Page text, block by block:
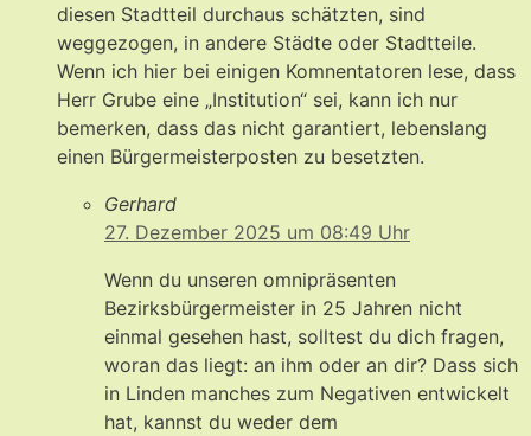
diesen Stadtteil durchaus schätzten, sind
weggezogen, in andere Städte oder Stadtteile.
Wenn ich hier bei einigen Komnentatoren lese, dass
Herr Grube eine „Institution“ sei, kann ich nur
bemerken, dass das nicht garantiert, lebenslang
einen Bürgermeisterposten zu besetzten.
Gerhard
27. Dezember 2025 um 08:49 Uhr
Wenn du unseren omnipräsenten
Bezirksbürgermeister in 25 Jahren nicht
einmal gesehen hast, solltest du dich fragen,
woran das liegt: an ihm oder an dir? Dass sich
in Linden manches zum Negativen entwickelt
hat, kannst du weder dem